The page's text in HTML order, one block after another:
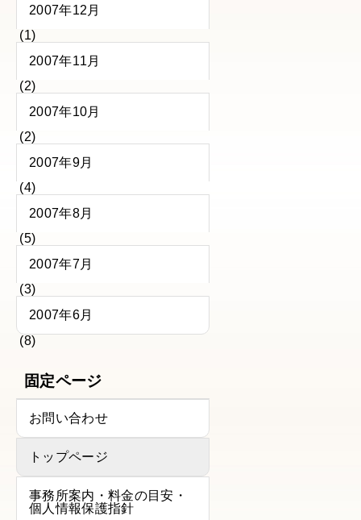
2007年12月
(1)
2007年11月
(2)
2007年10月
(2)
2007年9月
(4)
2007年8月
(5)
2007年7月
(3)
2007年6月
(8)
固定ページ
お問い合わせ
トップページ
事務所案内・料金の目安・
個人情報保護指針